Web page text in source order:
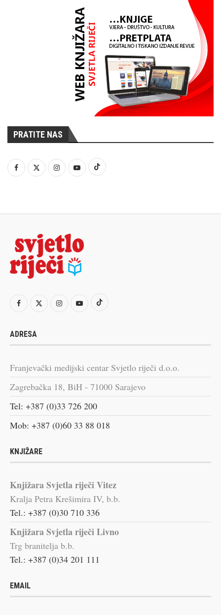
PRATITE NAS
ADRESA
Franjevački medijski centar Svjetlo riječi d.o.o.
Zagrebačka 18, BiH - 71000 Sarajevo
Tel: +387 (0)33 726 200
Mob: +387 (0)60 33 88 018
KNJIŽARE
Knjižara Svjetla riječi Vitez
Kralja Petra Krešimira IV, b.b.
Tel.: +387 (0)30 710 336
Knjižara Svjetla riječi Livno
Trg branitelja b.b.
Tel.: +387 (0)34 201 111
EMAIL